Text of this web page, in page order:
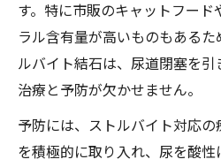
す。特に市販のキャットフー
ラル含有量が高いものもあるた
ルバイト結石は、尿道閉塞を
治療と予防が欠かせません。
予防には、ストルバイト対応
を積極的に取り入れ、尿を酸